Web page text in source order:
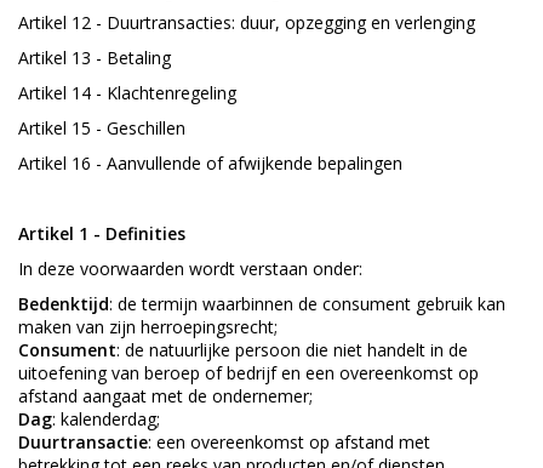
Artikel 12 - Duurtransacties: duur, opzegging en verlenging
Artikel 13 - Betaling
Artikel 14 - Klachtenregeling
Artikel 15 - Geschillen
Artikel 16 - Aanvullende of afwijkende bepalingen
Artikel 1 - Definities
In deze voorwaarden wordt verstaan onder:
Bedenktijd: de termijn waarbinnen de consument gebruik kan
maken van zijn herroepingsrecht;
Consument: de natuurlijke persoon die niet handelt in de
uitoefening van beroep of bedrijf en een overeenkomst op
afstand aangaat met de ondernemer;
Dag: kalenderdag;
Duurtransactie: een overeenkomst op afstand met